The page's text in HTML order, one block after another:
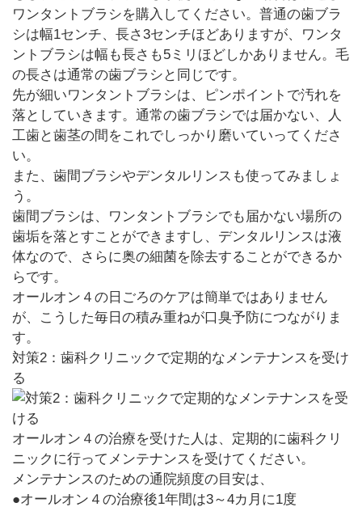
ワンタントブラシを購入してください。普通の歯ブラ
シは幅1センチ、長さ3センチほどありますが、ワンタ
ントブラシは幅も長さも5ミリほどしかありません。毛
の長さは通常の歯ブラシと同じです。
先が細いワンタントブラシは、ピンポイントで汚れを
落としていきます。通常の歯ブラシでは届かない、人
工歯と歯茎の間をこれでしっかり磨いていってくださ
い。
また、歯間ブラシやデンタルリンスも使ってみましょ
う。
歯間ブラシは、ワンタントブラシでも届かない場所の
歯垢を落とすことができますし、デンタルリンスは液
体なので、さらに奥の細菌を除去することができるか
らです。
オールオン４の日ごろのケアは簡単ではありません
が、こうした毎日の積み重ねが口臭予防につながりま
す。
対策2：歯科クリニックで定期的なメンテナンスを受け
る
オールオン４の治療を受けた人は、定期的に歯科クリ
ニックに行ってメンテナンスを受けてください。
メンテナンスのための通院頻度の目安は、
●オールオン４の治療後1年間は3～4カ月に1度